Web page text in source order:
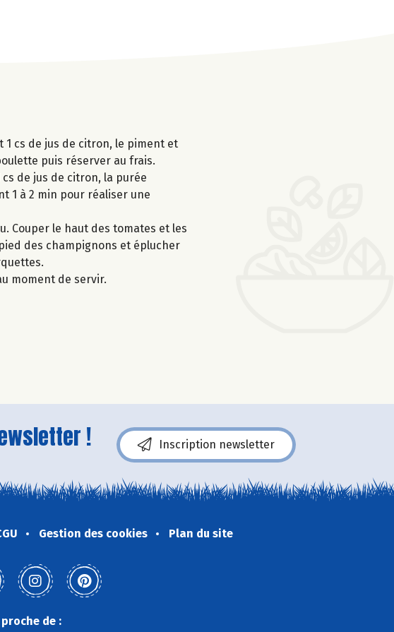
1 cs de jus de citron, le piment et
puis réserver au frais.
de jus de citron, la purée
1 à 2 min pour réaliser une
Couper le haut des tomates et les
des champignons et éplucher
moment de servir.
! Inscription newsletter
Gestion des cookies Plan du site
de :